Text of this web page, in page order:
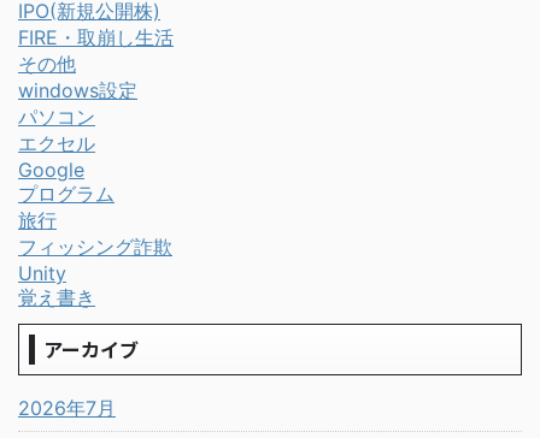
IPO(新規公開株)
FIRE・取崩し生活
その他
windows設定
パソコン
エクセル
Google
プログラム
旅行
フィッシング詐欺
Unity
覚え書き
アーカイブ
2026年7月